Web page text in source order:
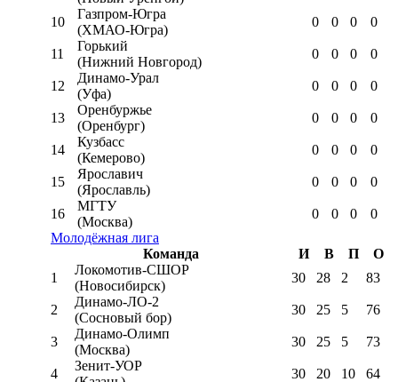
10
Газпром-Югра
(ХМАО-Югра)
0 0 0 0
11
Горький
(Нижний Новгород)
0 0 0 0
12
Динамо-Урал
(Уфа)
0 0 0 0
13
Оренбуржье
(Оренбург)
0 0 0 0
14
Кузбасс
(Кемерово)
0 0 0 0
15
Ярославич
(Ярославль)
0 0 0 0
16
МГТУ
(Москва)
0 0 0
0
Молодёжная лига
Команда
И В П
О
1
Локомотив-CШОР
(Новосибирск)
30 28 2 83
2
Динамо-ЛО-2
(Сосновый бор)
30 25 5 76
3
Динамо-Олимп
(Москва)
30 25 5 73
4
Зенит-УОР
30 20 10 64